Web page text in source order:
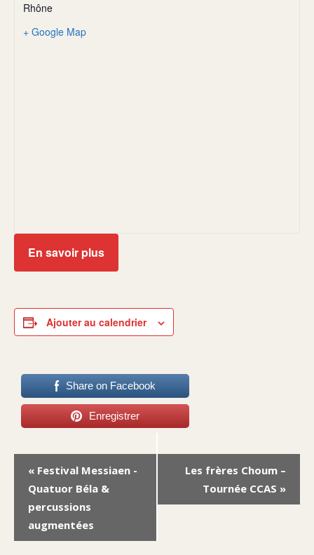
Rhône
+ Google Map
En savoir plus
Ajouter au calendrier
Share on Facebook
Enregistrer
Navigation
Évènement
« Festival Messiaen -
Quatuor Béla &
percussions
augmentées
Les frères Choum –
Tournée CCAS »